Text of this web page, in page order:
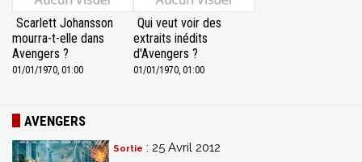
Scarlett Johansson
mourra-t-elle dans
Avengers ?
01/01/1970, 01:00
Qui veut voir des
extraits inédits
d'Avengers ?
01/01/1970, 01:00
AVENGERS
Sortie : 25 Avril 2012